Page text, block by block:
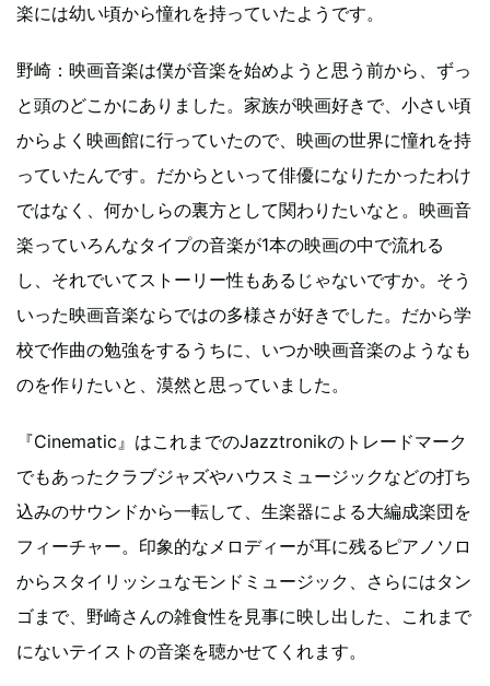
楽には幼い頃から憧れを持っていたようです。
野崎：映画音楽は僕が音楽を始めようと思う前から、ずっ
と頭のどこかにありました。家族が映画好きで、小さい頃
からよく映画館に行っていたので、映画の世界に憧れを持
っていたんです。だからといって俳優になりたかったわけ
ではなく、何かしらの裏方として関わりたいなと。映画音
楽っていろんなタイプの音楽が1本の映画の中で流れる
し、それでいてストーリー性もあるじゃないですか。そう
いった映画音楽ならではの多様さが好きでした。だから学
校で作曲の勉強をするうちに、いつか映画音楽のようなも
のを作りたいと、漠然と思っていました。
『Cinematic』はこれまでのJazztronikのトレードマーク
でもあったクラブジャズやハウスミュージックなどの打ち
込みのサウンドから一転して、生楽器による大編成楽団を
フィーチャー。印象的なメロディーが耳に残るピアノソロ
からスタイリッシュなモンドミュージック、さらにはタン
ゴまで、野崎さんの雑食性を見事に映し出した、これまで
にないテイストの音楽を聴かせてくれます。